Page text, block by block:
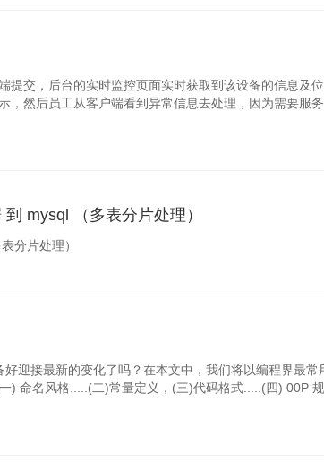
交，后台的实时监控页面实时获取到该设备的信息及
，然后员工从客户端看到异常信息去处理，因为需要服
mysql （多表分片处理）
分片处理）
迎接最新的变化了吗？在本文中，我们将以编程界最常
) 命名风格.....(二)常量定义，(三)代码格式.....(四) 00P